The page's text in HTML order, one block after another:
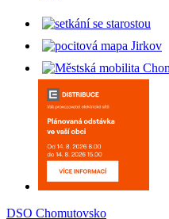
DSO Chomutovsko